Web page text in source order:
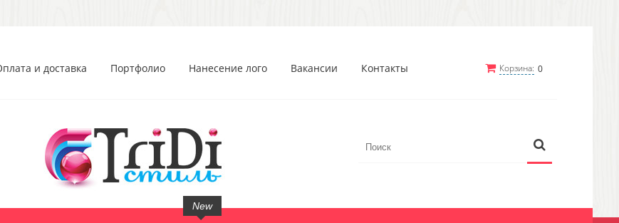
Корзина: 0
и доставка Портфолио Нанесение лого Вакансии Контакты
New